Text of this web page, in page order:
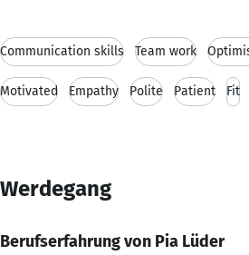
Communication skills Team work
Motivated Empathy Polite Patient Fit
Werdegang
Berufserfahrung von Pia Lüder